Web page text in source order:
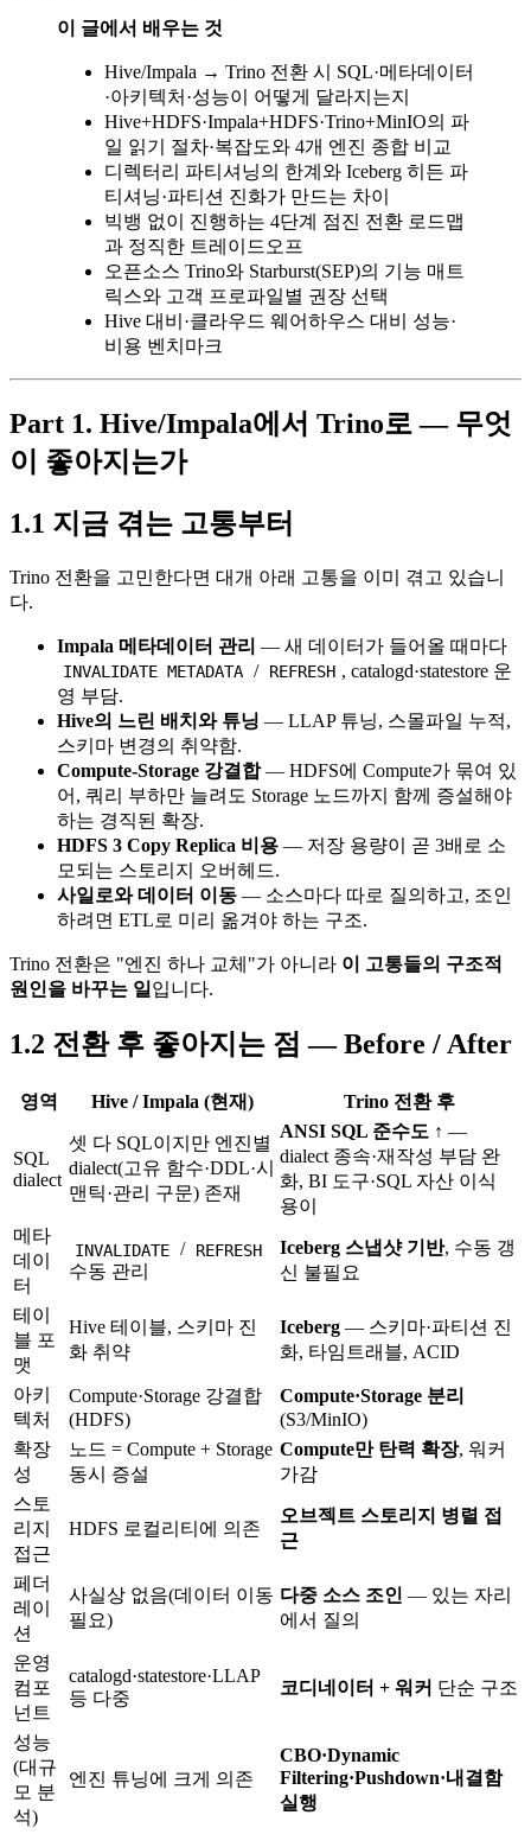
이 글에서 배우는 것
Hive/Impala → Trino 전환 시 SQL·메타데이터
·아키텍처·성능이 어떻게 달라지는지
Hive+HDFS·Impala+HDFS·Trino+MinIO의 파
일 읽기 절차·복잡도와 4개 엔진 종합 비교
디렉터리 파티셔닝의 한계와 Iceberg 히든 파
티셔닝·파티션 진화가 만드는 차이
빅뱅 없이 진행하는 4단계 점진 전환 로드맵
과 정직한 트레이드오프
오픈소스 Trino와 Starburst(SEP)의 기능 매트
릭스와 고객 프로파일별 권장 선택
Hive 대비·클라우드 웨어하우스 대비 성능·
비용 벤치마크
Part 1. Hive/Impala에서 Trino로 — 무엇
이 좋아지는가
1.1 지금 겪는 고통부터
Trino 전환을 고민한다면 대개 아래 고통을 이미 겪고 있습니
다.
Impala 메타데이터 관리 — 새 데이터가 들어올 때마다
INVALIDATE METADATA / REFRESH , catalogd·statestore 운
영 부담.
Hive의 느린 배치와 튜닝 — LLAP 튜닝, 스몰파일 누적,
스키마 변경의 취약함.
Compute-Storage 강결합— HDFS에 Compute가 묶여 있
어, 쿼리 부하만 늘려도 Storage 노드까지 함께 증설해야
하는 경직된 확장.
HDFS 3 Copy Replica 비용 — 저장 용량이 곧 3배로 소
모되는 스토리지 오버헤드.
사일로와 데이터 이동 — 소스마다 따로 질의하고, 조인
하려면 ETL로 미리 옮겨야 하는 구조.
Trino 전환은 "엔진 하나 교체"가 아니라 이 고통들의 구조적
원인을 바꾸는 일 입니다.
1.2 전환 후 좋아지는 점 — Before / After
영역 Hive / Impala (현재) Trino 전환 후
SQL
dialect
셋 다 SQL이지만 엔진별
dialect(고유 함수·DDL·시
맨틱·관리 구문) 존재
ANSI SQL 준수도 ↑ —
dialect 종속·재작성 부담 완
화, BI 도구·SQL 자산 이식
용이
메타
데이
터
INVALIDATE / REFRESH
수동 관리
Iceberg 스냅샷 기반, 수동 갱
신 불필요
테이
블 포
맷
Hive 테이블, 스키마 진
화 취약
Iceberg — 스키마·파티션 진
화, 타임트래블, ACID
아키
텍처
Compute·Storage 강결합
(HDFS)
Compute·Storage 분리
(S3/MinIO)
확장
성
노드 = Compute + Storage
동시 증설
Compute만 탄력 확장, 워커
가감
스토
리지
접근
HDFS 로컬리티에 의존
오브젝트 스토리지 병렬 접
근
페더
레이
션
사실상 없음(데이터 이동
필요)
다중 소스 조인 — 있는 자리
에서 질의
운영
컴포
넌트
catalogd·statestore·LLAP
등 다중
코디네이터 + 워커 단순 구조
성능
(대규
모 분
석)
엔진 튜닝에 크게 의존
CBO·Dynamic
Filtering·Pushdown·내결함
실행